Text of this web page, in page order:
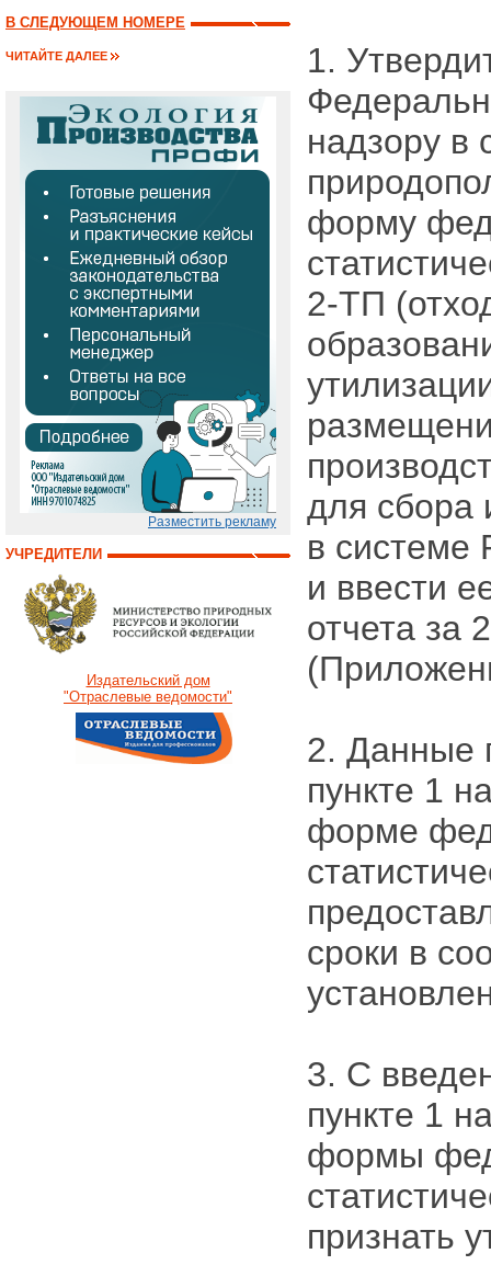
В СЛЕДУЮЩЕМ НОМЕРЕ
ЧИТАЙТЕ ДАЛЕЕ
Разместить рекламу
УЧРЕДИТЕЛИ
Издательский дом
"Отраслевые ведомости"
1.
надзору в
форму
2-ТП
для сбора
в системе
и ввести
отчета за
2. Данные
пункте 1
форме
сроки в
3. С
пункте 1
формы
признать